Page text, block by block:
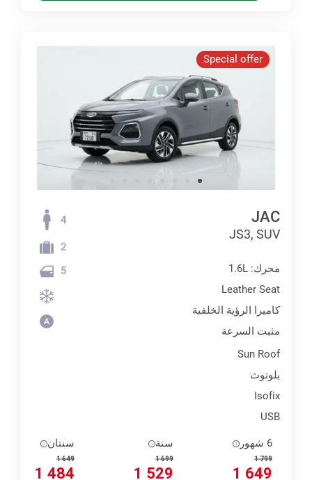
Special offer
JAC
JS3, SUV
محرك: 1.6L
Leather Seat
كاميرا الرؤية الخلفية
مثبت السرعة
Sun Roof
بلوتوث
Isofix
USB
4
2
5
6 شهور
1 799
1 649
سنة
1 699
1 529
سنتان
1 649
1 484